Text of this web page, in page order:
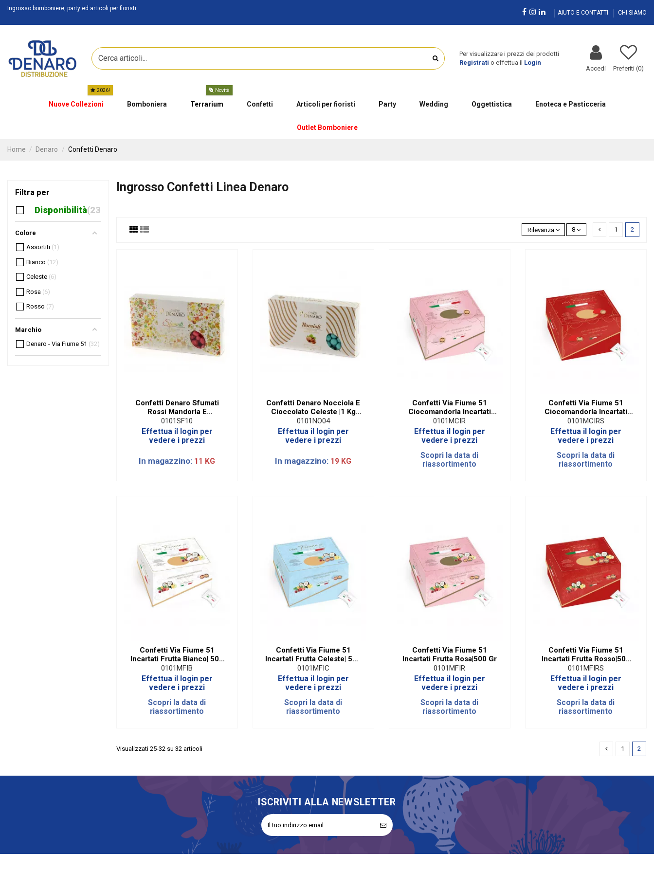
Ingrosso bomboniere, party ed articoli per fioristi
AIUTO E CONTATTI CHI SIAMO
Per visualizzare i prezzi dei prodotti
Registrati o effettua il Login
Accedi Preferiti (0)
Nuove Collezioni
2026!
Bomboniera Terrarium
Novità
Confetti Articoli per fioristi Party Wedding Oggettistica Enoteca e Pasticceria
Outlet Bomboniere
Home Denaro Confetti Denaro
Ingrosso Confetti Linea Denaro
Rilevanza 8 1 2
Confetti Denaro Sfumati
Rossi Mandorla E
Cioccolato|1 Kg
0101SF10
Effettua il login per
vedere i prezzi
In magazzino: 11 KG
Confetti Denaro Nocciola E
Cioccolato Celeste |1 Kg
Senza Glutine
0101NO04
Effettua il login per
vedere i prezzi
In magazzino: 19 KG
Confetti Via Fiume 51
Ciocomandorla Incartati
Rosa|500 Gr
0101MCIR
Effettua il login per
vedere i prezzi
Scopri la data di
riassortimento
Confetti Via Fiume 51
Ciocomandorla Incartati
Rosso|500 Gr
0101MCIRS
Effettua il login per
vedere i prezzi
Scopri la data di
riassortimento
Confetti Via Fiume 51
Incartati Frutta Bianco| 500
Gr
0101MFIB
Effettua il login per
vedere i prezzi
Scopri la data di
riassortimento
Confetti Via Fiume 51
Incartati Frutta Celeste| 500
Gr
0101MFIC
Effettua il login per
vedere i prezzi
Scopri la data di
riassortimento
Confetti Via Fiume 51
Incartati Frutta Rosa|500 Gr
0101MFIR
Effettua il login per
vedere i prezzi
Scopri la data di
riassortimento
Confetti Via Fiume 51
Incartati Frutta Rosso|500
Gr
0101MFIRS
Effettua il login per
vedere i prezzi
Scopri la data di
riassortimento
Visualizzati 25-32 su 32 articoli 1 2
Filtra per
Disponibilità 23
Colore
Assortiti 1
Bianco 12
Celeste 6
Rosa 6
Rosso 7
Marchio
Denaro - Via Fiume 51
32
ISCRIVITI ALLA NEWSLETTER